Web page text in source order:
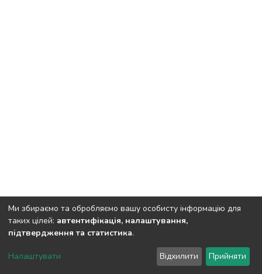
DSpace software copyright © 2002-2026 LYRASIS
Cookie settings
Ми збираємо та обробляємо вашу особисту інформацію для
таких цілей: автентифікація, налаштування,
підтвердження та статистика.
Налаштувати Відхилити Прийняти